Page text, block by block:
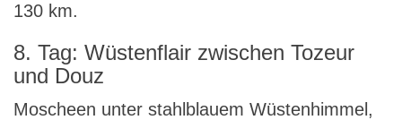
130 km.
8. Tag: Wüstenflair zwischen Tozeur
und Douz
Moscheen unter stahlblauem Wüstenhimmel,